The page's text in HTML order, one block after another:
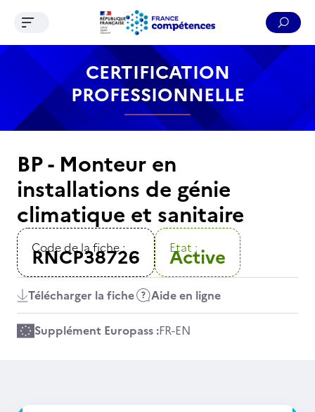
Contenu Recherche Menu Pied de page
Ouvrir le menu de navigation
CERTIFICATION
PROFESSIONNELLE
BP - Monteur en
installations de génie
climatique et sanitaire
Code de la fiche :
RNCP38726 Etat :
Active
Télécharger la fiche Aide en ligne
Supplément Europass :FR-EN